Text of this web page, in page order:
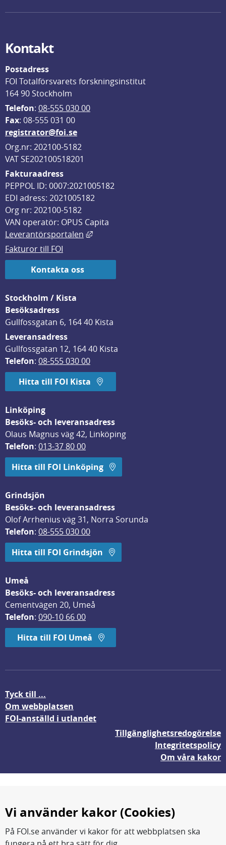
Kontakt
Postadress
FOI Totalförsvarets forskningsinstitut
164 90 Stockholm
Telefon: 08-555 030 00
Fax: 08-555 031 00
registrator@foi.se
Org.nr: 202100-5182
VAT SE202100518201
Fakturaadress
PEPPOL ID: 0007:2021005182
EDI adress: 2021005182
Org nr: 202100-5182
VAN operatör: OPUS Capita
Leverantörsportalen
Länk till annan webbplats, öppnas
Fakturor till FOI
Kontakta oss
Stockholm / Kista
Besöksadress
Gullfossgatan 6, 164 40 Kista
Leveransadress
Gullfossgatan 12, 164 40 Kista
Telefon: 08-555 030 00
Hitta till FOI Kista
Linköping
Besöks- och leveransadress
Olaus Magnus väg 42, Linköping
Telefon: 013-37 80 00
Hitta till FOI Linköping
Grindsjön
Besöks- och leveransadress
Olof Arrhenius väg 31, Norra Sorunda
Telefon: 08-555 030 00
Hitta till FOI Grindsjön
Umeå
Besöks- och leveransadress
Cementvägen 20, Umeå
Telefon: 090-10 66 00
Hitta till FOI Umeå
Tyck till ...
Om webbplatsen
FOI-anställd i utlandet
Tillgänglighetsredogörelse
Integritetspolicy
Om våra kakor
Vi använder kakor (Cookies)
På FOI.se använder vi kakor för att webbplatsen ska